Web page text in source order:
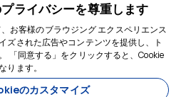
ライバシーを尊重します
お客様のブラウジング エクスペリエンス
ズされた広告やコンテンツを提供し、ト
「同意する」をクリックすると、Cookie
ります。
のカスタマイズ